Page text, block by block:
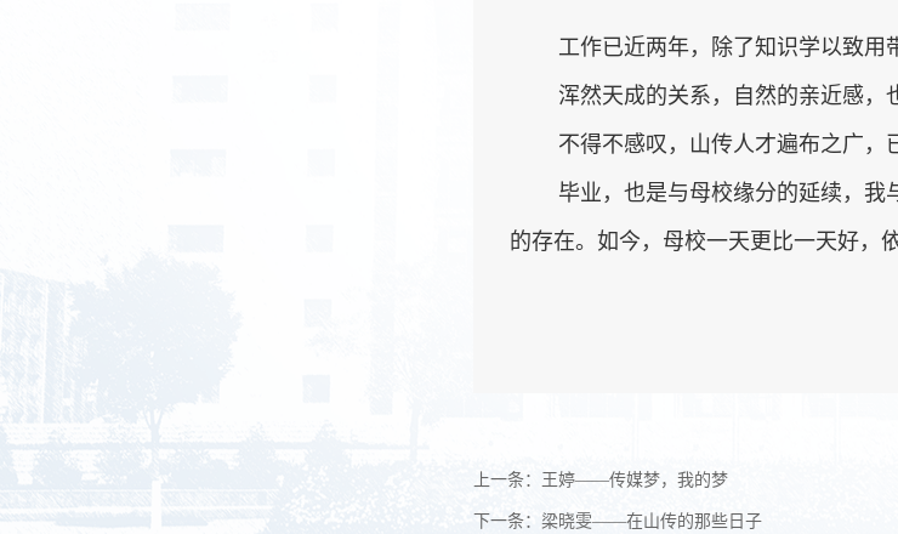
工作已近两年，除了知识学以致用
浑然天成的关系，自然的亲近感，
不得不感叹，山传人才遍布之广，
毕业，也是与母校缘分的延续，我
的存在。如今，母校一天更比一天好，
上一条： 王婷——传媒梦，我的梦
下一条： 梁晓雯——在山传的那些日子